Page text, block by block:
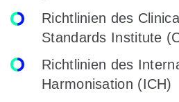
Richtlinien des
Standards Institute
Richtlinien des
Harmonisation (ICH)